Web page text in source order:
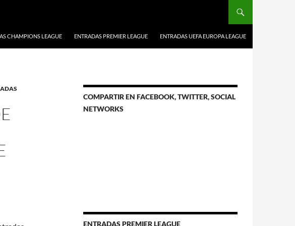
CHAMPIONS LEAGUE ENTRADAS PREMIER LEAGUE ENTRADAS UEFA EUROPA LEAGUE
COMPARTIR EN FACEBOOK, TWITTER, SOCIAL
NETWORKS
ENTRADAS PREMIER LEAGUE